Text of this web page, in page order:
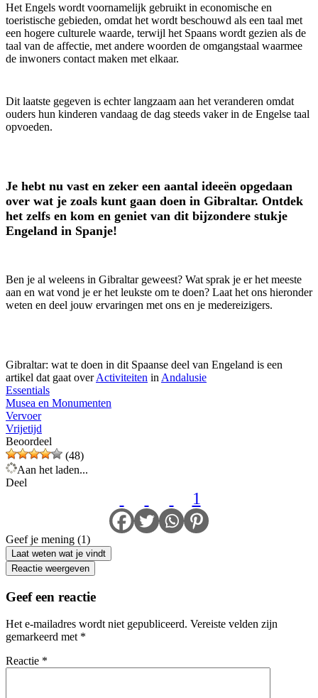
Het Engels wordt voornamelijk gebruikt in economische en
toeristische gebieden, omdat het wordt beschouwd als een taal met
een hogere culturele waarde, terwijl het Spaans wordt gezien als de
taal van de affectie, met andere woorden de omgangstaal waarmee
de inwoners contact maken met elkaar.
Dit laatste gegeven is echter langzaam aan het veranderen omdat
ouders hun kinderen vandaag de dag steeds vaker in de Engelse taal
opvoeden.
Je hebt nu vast en zeker een aantal ideeën opgedaan
over wat je zoals kunt gaan doen in Gibraltar. Ontdek
het zelfs en kom en geniet van dit bijzondere stukje
Engeland in Spanje!
Ben je al weleens in Gibraltar geweest? Wat sprak je er het meeste
aan en wat vond je er het leukste om te doen? Laat het ons hieronder
weten en deel jouw ervaringen met ons en je medereizigers.
Gibraltar: wat te doen in dit Spaanse deel van Engeland is een
artikel dat gaat overActiviteiten in Andalusie
Essentials
Musea en Monumenten
Vervoer
Vrijetijd
Beoordeel
(48)
Aan het laden...
Deel
1
Geef je mening (1)
Laat weten wat je vindt
Reactie weergeven
Geef een reactie
Het e-mailadres wordt niet gepubliceerd. Vereiste velden zijn
gemarkeerd met *
Reactie *